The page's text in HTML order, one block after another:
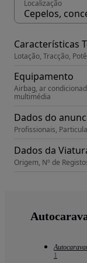
Localização
Características
Lotação, Tracção,
Equipamento
Airbag, ar
multimédia
Dados do
Profissionais,
Dados da
Origem, Nº de
1